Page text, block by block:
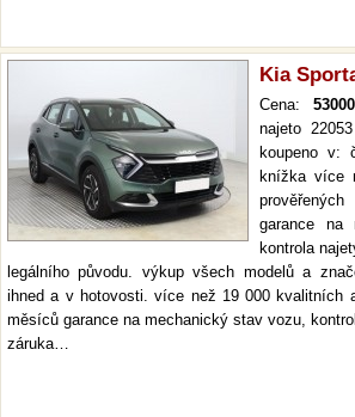
Kia
Cena:
najeto
koupeno v:
knížka více
garance na
kontrola
legálního původu. výkup všech modelů a
ihned a v hotovosti. více než 19 000 kvalitních
měsíců garance na mechanický stav vozu,
záruka…